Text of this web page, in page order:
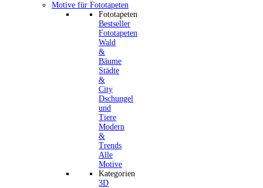
Motive für Fototapeten
Fototapeten
Bestseller
Fototapeten
Wald
&
Bäume
Städte
&
City
Dschungel
und
Tiere
Modern
&
Trends
Alle
Motive
Kategorien
3D